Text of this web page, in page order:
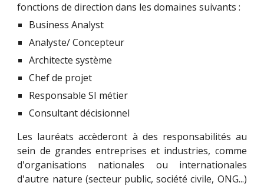
fonctions de direction dans les domaines suivants :
Business Analyst
Analyste/ Concepteur
Architecte système
Chef de projet
Responsable SI métier
Consultant décisionnel
Les lauréats accèderont à des responsabilités au
sein de grandes entreprises et industries, comme
d'organisations nationales ou internationales
d'autre nature (secteur public, société civile, ONG...)